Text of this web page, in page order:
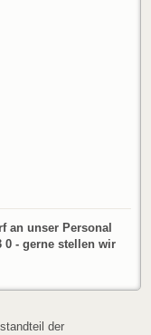
an unser Personal
0 - gerne stellen wir
der